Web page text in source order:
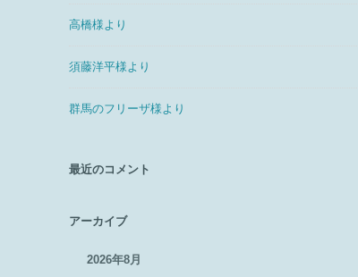
高橋様より
須藤洋平様より
群馬のフリーザ様より
最近のコメント
アーカイブ
2026年8月